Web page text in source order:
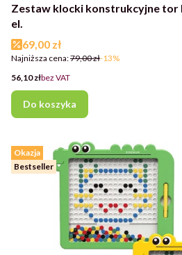
Zestaw klocki konstrukcyjne tor
el.
Cena promocyjna
69,00 zł
Najniższa cena:79,00 zł-13%
Cena
56,10 złbez VAT
Do koszyka
Okazja
Bestseller